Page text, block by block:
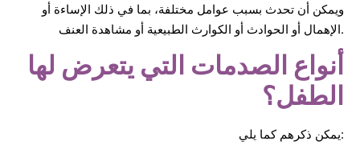
ويمكن أن تحدث بسبب عوامل مختلفة، بما في ذلك الإساءة أو
الإهمال أو الحوادث أو الكوارث الطبيعية أو مشاهدة العنف.
أنواع الصدمات التي يتعرض لها
الطفل؟
يمكن ذكرهم كما يلي: